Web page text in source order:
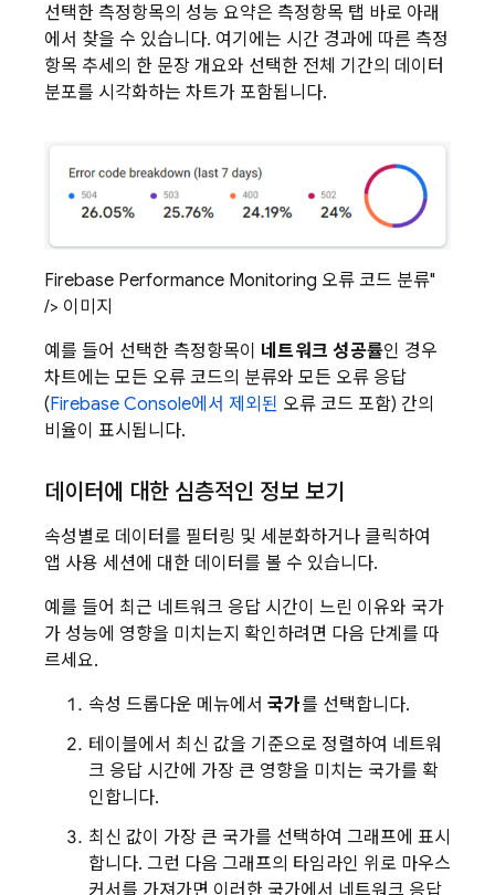
선택한 측정항목의 성능 요약은 측정항목 탭 바로 아래
에서 찾을 수 있습니다. 여기에는 시간 경과에 따른 측정
항목 추세의 한 문장 개요와 선택한 전체 기간의 데이터
분포를 시각화하는 차트가 포함됩니다.
Firebase Performance Monitoring 오류 코드 분류"
/> 이미지
예를 들어 선택한 측정항목이 네트워크 성공률인 경우
차트에는 모든 오류 코드의 분류와 모든 오류 응답
(Firebase Console에서 제외된 오류 코드 포함) 간의
비율이 표시됩니다.
데이터에 대한 심층적인 정보 보기
속성별로 데이터를 필터링 및 세분화하거나 클릭하여
앱 사용 세션에 대한 데이터를 볼 수 있습니다.
예를 들어 최근 네트워크 응답 시간이 느린 이유와 국가
가 성능에 영향을 미치는지 확인하려면 다음 단계를 따
르세요.
속성 드롭다운 메뉴에서 국가를 선택합니다.
테이블에서 최신 값을 기준으로 정렬하여 네트워
크 응답 시간에 가장 큰 영향을 미치는 국가를 확
인합니다.
최신 값이 가장 큰 국가를 선택하여 그래프에 표시
합니다. 그런 다음 그래프의 타임라인 위로 마우스
커서를 가져가면 이러한 국가에서 네트워크 응답